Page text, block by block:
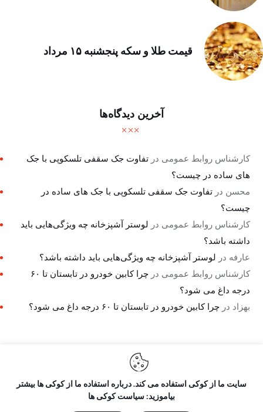
قیمت طلا و سکه پنجشنبه ۱۵ مرداد
آخرین دیدگاه‌ها
کارشناس روابط عمومی درتفاوت جک سقفی تلسکوپی با جک
های ساده در چیست؟
محسن درتفاوت جک سقفی تلسکوپی با جک های ساده در
چیست؟
کارشناس روابط عمومی در لوستر آشپزخانه چه ویژگی‌هایی باید
داشته باشد؟
عارفه در لوستر آشپزخانه چه ویژگی‌هایی باید داشته باشد؟
کارشناس روابط عمومی در
چرا کابین خودرو در تابستان تا ۶۰
درجه داغ می شود؟
بهزاد درچرا کابین خودرو در تابستان تا ۶۰ درجه داغ می شود؟
راه نو نیوز درباره راه‌ نو نیوز
سایت ما از کوکی استفاده می کند. درباره استفاده ما از کوکی ها بیشتر
بیاموزید: سیاست کوکی ها